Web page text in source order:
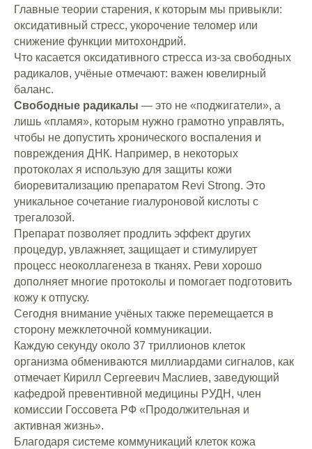
Главные теории старения, к которым мы привыкли:
оксидативный стресс, укорочение теломер или
снижение функции митохондрий.
Что касается оксидативного стресса из-за свободных
радикалов, учёные отмечают: важен ювелирный
баланс.
Свободные радикалы — это не «поджигатели», а
лишь «пламя», которым нужно грамотно управлять,
чтобы не допустить хронического воспаления и
повреждения ДНК. Например, в некоторых
протоколах я использую для защиты кожи
биоревитализацию препаратом Revi Strong. Это
уникальное сочетание гиалуроновой кислоты с
трегалозой.
Препарат позволяет продлить эффект других
процедур, увлажняет, защищает и стимулирует
процесс неоколлагенеза в тканях. Реви хорошо
дополняет многие протоколы и помогает подготовить
кожу к отпуску.
Сегодня внимание учёных также перемещается в
сторону межклеточной коммуникации.
Каждую секунду около 37 триллионов клеток
организма обмениваются миллиардами сигналов, как
отмечает Кирилл Сергеевич Маслиев, заведующий
кафедрой превентивной медицины РУДН, член
комиссии Госсовета РФ «Продолжительная и
активная жизнь».
Благодаря системе коммуникаций клеток кожа